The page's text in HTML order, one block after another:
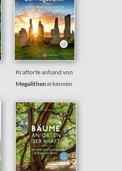
Kraftorte anhand von
Megalithenerkennen